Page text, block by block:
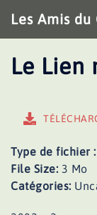
au
contenu
Les Amis
Le Lien
Type de fichier :
File Size: 3 Mo
Catégories: